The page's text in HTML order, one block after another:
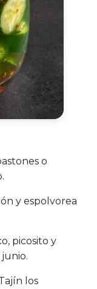
o
y espolvorea
picosito y
los